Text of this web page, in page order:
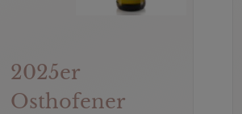
2025er
Osthofener